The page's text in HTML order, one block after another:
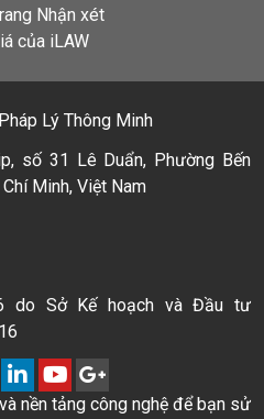
Nhận xét
của iLAW
Lý Thông Minh
số 31 Lê Duẩn, Phường Bến
Minh, Việt Nam
do Sở Kế hoạch và Đầu tư
nền tảng công nghệ để bạn sử